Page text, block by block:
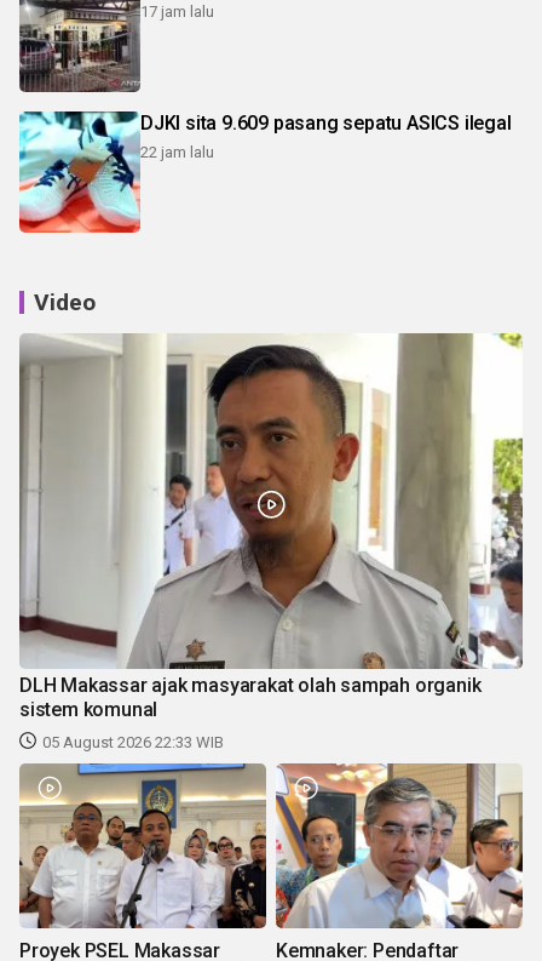
17 jam lalu
DJKI sita 9.609 pasang sepatu ASICS ilegal
22 jam lalu
Video
DLH Makassar ajak masyarakat olah sampah organik
sistem komunal
05 August 2026 22:33 WIB
Proyek PSEL Makassar
Kemnaker: Pendaftar